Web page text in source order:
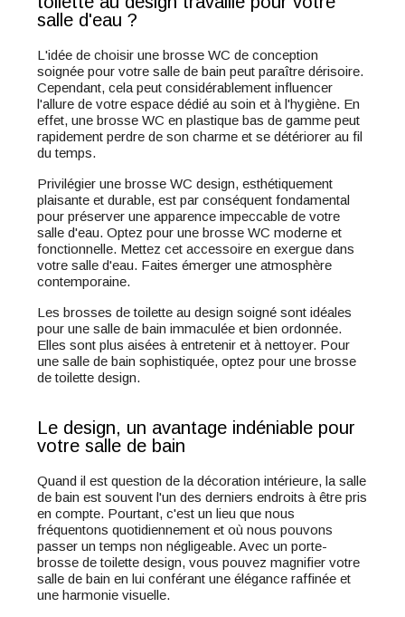
salle d'eau ?
L'idée de choisir une brosse WC de conception
soignée pour votre salle de bain peut paraître dérisoire.
Cependant, cela peut considérablement influencer
l'allure de votre espace dédié au soin et à l'hygiène. En
effet, une brosse WC en plastique bas de gamme peut
rapidement perdre de son charme et se détériorer au fil
du temps.
Privilégier une brosse WC design, esthétiquement
plaisante et durable, est par conséquent fondamental
pour préserver une apparence impeccable de votre
salle d'eau. Optez pour une brosse WC moderne et
fonctionnelle. Mettez cet accessoire en exergue dans
votre salle d'eau. Faites émerger une atmosphère
contemporaine.
Les brosses de toilette au design soigné sont idéales
pour une salle de bain immaculée et bien ordonnée.
Elles sont plus aisées à entretenir et à nettoyer. Pour
une salle de bain sophistiquée, optez pour une brosse
de toilette design.
Le design, un avantage indéniable pour
votre salle de bain
Quand il est question de la décoration intérieure, la salle
de bain est souvent l'un des derniers endroits à être pris
en compte. Pourtant, c'est un lieu que nous
fréquentons quotidiennement et où nous pouvons
passer un temps non négligeable. Avec un porte-
brosse de toilette design, vous pouvez magnifier votre
salle de bain en lui conférant une élégance raffinée et
une harmonie visuelle.